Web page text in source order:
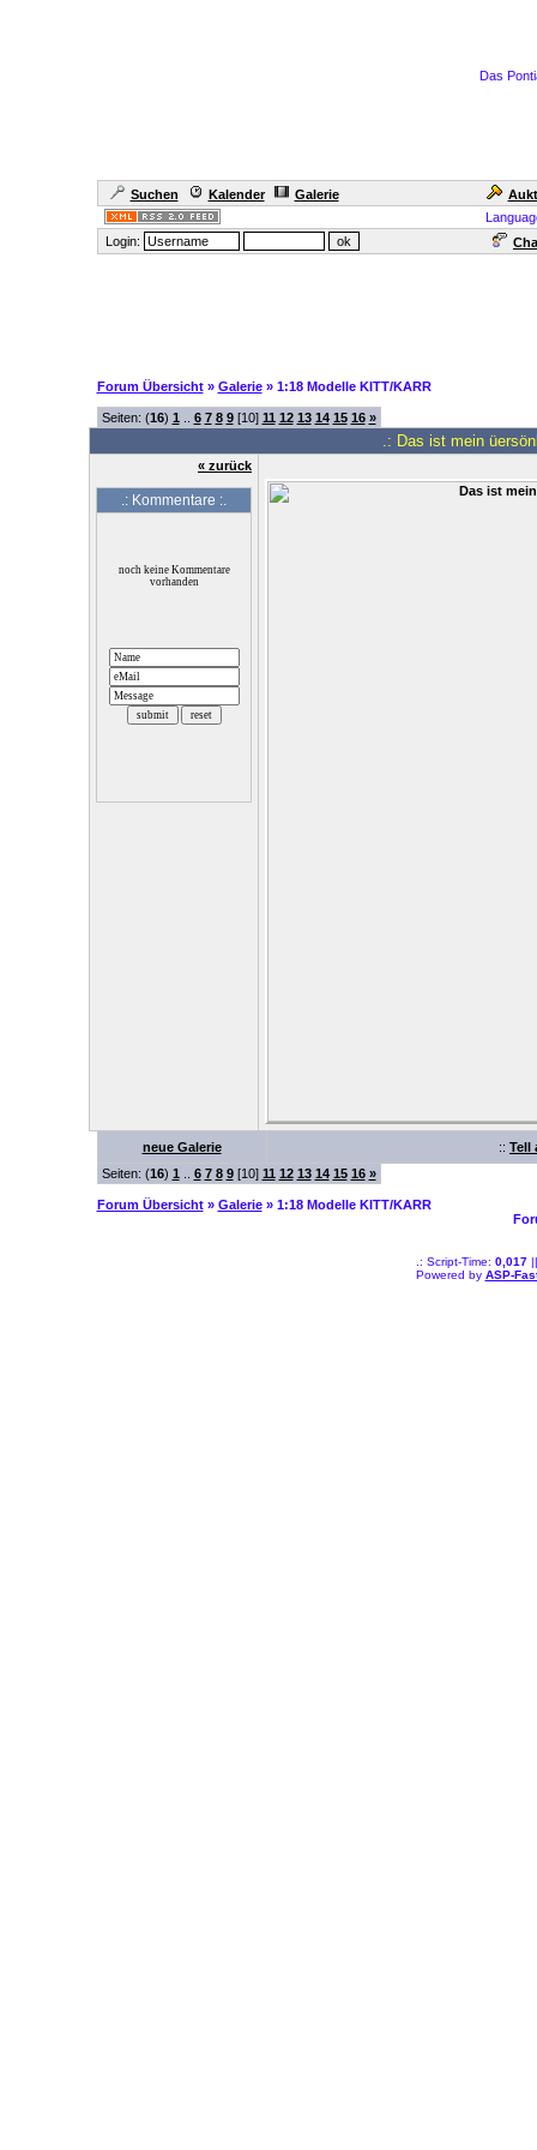
Das
Suchen Kalender Galerie
Login:
Forum Übersicht» Galerie» 1:18 Modelle KITT/KARR
Seiten: (16) 1 6 7 8 9[10] 11 12 13 14 15 16 »
.: Das ist mein
« zurück
.: Kommentare :.
neue Galerie :: Tell
Seiten: (16) 1 6 7 8 9[10] 11 12 13 14 15 16 »
Forum Übersicht» Galerie» 1:18 Modelle KITT/KARR
.: Script-Time: 0,017||
Powered by ASP-